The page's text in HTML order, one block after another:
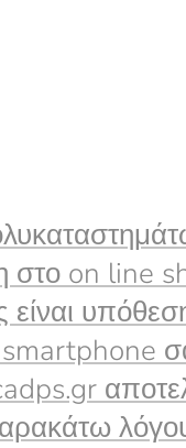
στο on line
smartphone